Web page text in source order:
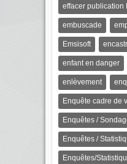
effacer publication
embuscade
Emsisoft
enfant en danger
enlèvement
Enquête cadre de
Enquêtes /
Enquêtes /
Enquêtes/